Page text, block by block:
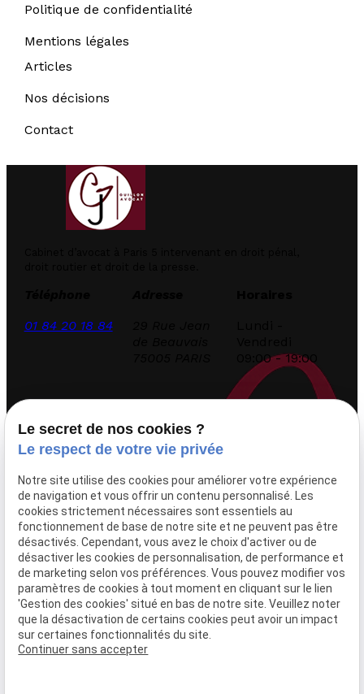
Politique de confidentialité
Mentions légales
Articles
Nos décisions
Contact
01 84 20 18 84
09:00 - 19:00
Accueil
Le cabinet
Droit de la presse
Honoraires
Consultation avocats
Articles
Nos décisions
Contact
Mentions légales
Le secret de nos cookies ?
Le respect de votre vie privée
Notre site utilise des cookies pour améliorer votre expérience
de navigation et vous offrir un contenu personnalisé. Les
cookies strictement nécessaires sont essentiels au
fonctionnement de base de notre site et ne peuvent pas être
désactivés. Cependant, vous avez le choix d'activer ou de
désactiver les cookies de personnalisation, de performance et
de marketing selon vos préférences. Vous pouvez modifier vos
paramètres de cookies à tout moment en cliquant sur le lien
'Gestion des cookies' situé en bas de notre site. Veuillez noter
que la désactivation de certains cookies peut avoir un impact
sur certaines fonctionnalités du site.
Continuer sans accepter